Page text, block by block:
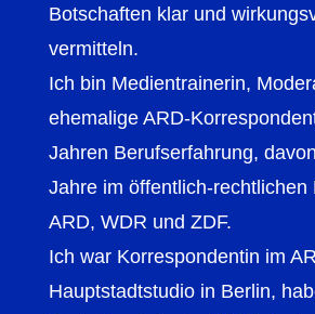
Botschaften klar und
vermitteln.
Ich bin Medientrainerin,
ehemalige ARD-
Jahren Berufserfahrung,
Jahre im öffentlich-rechtlichen
ARD, WDR und ZDF.
Ich war Korrespondentin im
Hauptstadtstudio in Berlin,